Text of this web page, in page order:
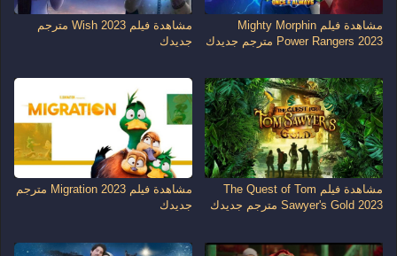
مشاهدة فيلم Mighty Morphin
Power Rangers 2023 مترجم جديدك
مشاهدة فيلم Wish 2023 مترجم
جديدك
مشاهدة فيلم The Quest of Tom
Sawyer's Gold 2023 مترجم جديدك
مشاهدة فيلم Migration 2023 مترجم
جديدك